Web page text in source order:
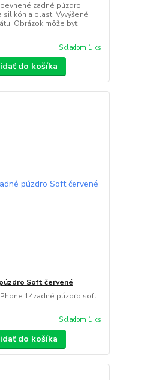
zadné púzdro
a plast. Vyvýšené
Obrázok môže byť
Skladom 1 ks
do košíka
Soft červené
14zadné púzdro soft
Skladom 1 ks
do košíka